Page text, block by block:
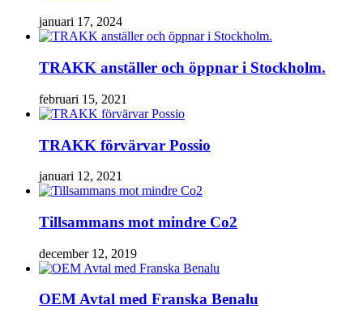
januari 17, 2024
TRAKK anställer och öppnar i Stockholm.
februari 15, 2021
TRAKK förvärvar Possio
januari 12, 2021
Tillsammans mot mindre Co2
december 12, 2019
OEM Avtal med Franska Benalu